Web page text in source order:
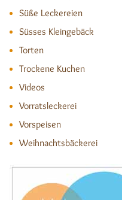
Süße Leckereien
Süsses Kleingebäck
Torten
Trockene Kuchen
Videos
Vorratsleckerei
Vorspeisen
Weihnachtsbäckerei